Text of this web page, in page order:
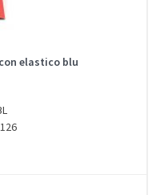
elastico blu